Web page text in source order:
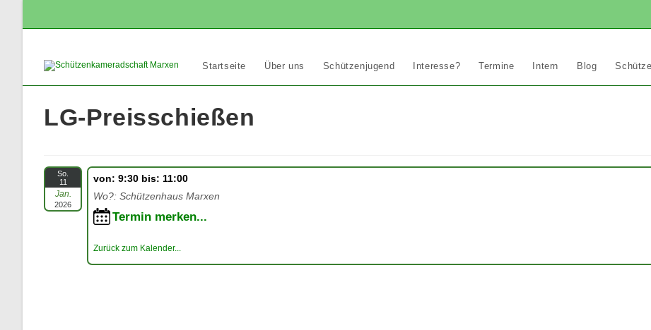
springen
Startseite Über uns Schützenjugend Interesse? Termine Intern Blog
LG-Preisschießen
So.
11
Jan.
2026
von: 9:30 bis: 11:00
Wo?: Schützenhaus Marxen
Termin merken...
Zurück zum Kalender...